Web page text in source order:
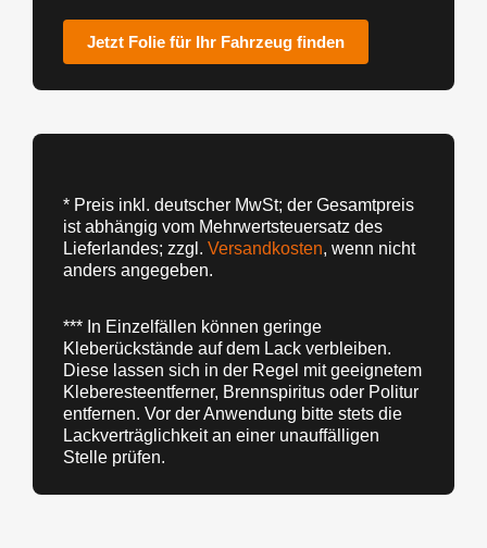
Jetzt Folie für Ihr Fahrzeug finden
* Preis inkl. deutscher MwSt; der Gesamtpreis
ist abhängig vom Mehrwertsteuersatz des
Lieferlandes; zzgl. Versandkosten, wenn nicht
anders angegeben.
*** In Einzelfällen können geringe
Kleberückstände auf dem Lack verbleiben.
Diese lassen sich in der Regel mit geeignetem
Kleberesteentferner, Brennspiritus oder Politur
entfernen. Vor der Anwendung bitte stets die
Lackverträglichkeit an einer unauffälligen
Stelle prüfen.